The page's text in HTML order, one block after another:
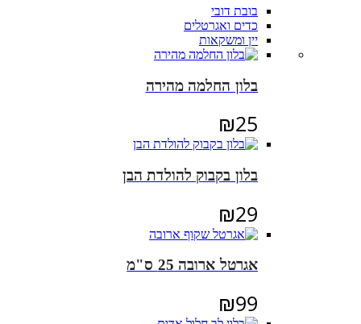
בובת דובי
כדים ואגרטלים
יין ומשקאות
בלון החלמה מהירה
₪25
בלון בקבוק להולדת הבן
₪29
אגרטל ארובה 25 ס"מ
₪99